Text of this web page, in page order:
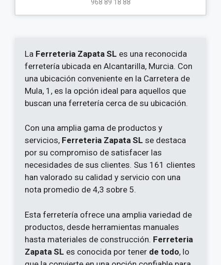
968 89 18 88
La Ferreteria Zapata SL es una reconocida
ferretería ubicada en Alcantarilla, Murcia. Con
una ubicación conveniente en la Carretera de
Mula, 1, es la opción ideal para aquellos que
buscan una ferretería cerca de su ubicación.
Con una amplia gama de productos y
servicios, Ferreteria Zapata SL se destaca
por su compromiso de satisfacer las
necesidades de sus clientes. Sus 161 clientes
han valorado su calidad y servicio con una
nota promedio de 4,3 sobre 5.
Esta ferretería ofrece una amplia variedad de
productos, desde herramientas manuales
hasta materiales de construcción. Ferreteria
Zapata SL es conocida por tener de todo, lo